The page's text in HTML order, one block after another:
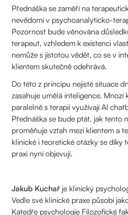
Přednáška se zaměří na
nevědomí v psychoanalyticko-
Pozornost bude věnována
terapeut, vzhledem k existenci
nemůže s jistotou vědět, co se v
klientem skutečně odehrává.
Do této z principu nejisté situace
zasahuje umělá inteligence. Mnozí
paralelně s terapií využívají AI
Přednáška se bude ptát, jak tento
proměňuje vztah mezi klientem a
klinické i teoretické otázky se díky
praxi nyní objevují.
Jakub Kuchař je klinický
Vedle své klinické praxe působí
Katedře psychologie Filozofické